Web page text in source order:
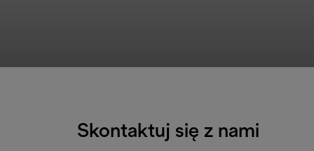
Skontaktuj się z nami